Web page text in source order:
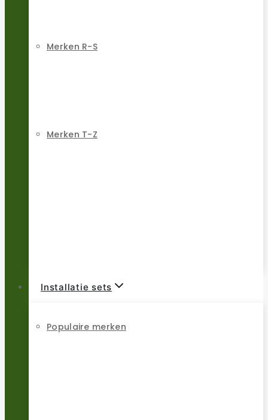
Merken R-S
Merken T-Z
Installatie sets
Populaire merken